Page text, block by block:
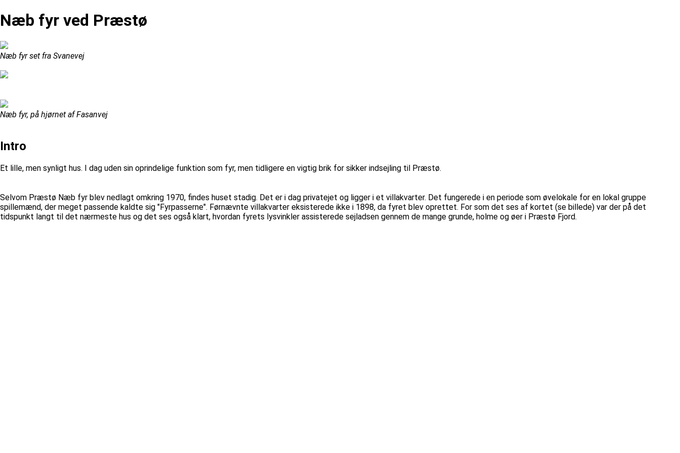
Næb fyr ved Præstø
Næb fyr set fra Svanevej
Næb fyr, på hjørnet af Fasanvej
Intro
Et lille, men synligt hus. I dag uden sin oprindelige funktion som fyr, men tidligere en vigtig brik for sikker indsejling til Præstø.
Selvom Præstø Næb fyr blev nedlagt omkring 1970, findes huset stadig. Det er i dag privatejet og ligger i et villakvarter. Det fungerede i en periode som øvelokale for en lokal gruppe
spillemænd, der meget passende kaldte sig "Fyrpasserne". Førnævnte villakvarter eksisterede ikke i 1898, da fyret blev oprettet. For som det ses af kortet (se billede) var der på det
tidspunkt langt til det nærmeste hus og det ses også klart, hvordan fyrets lysvinkler assisterede sejladsen gennem de mange grunde, holme og øer i Præstø Fjord.